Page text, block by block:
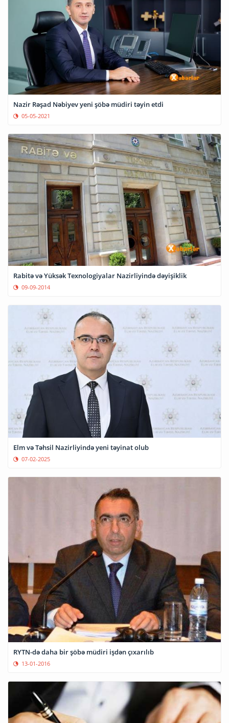
Nazir Rəşad Nəbiyev yeni şöbə müdiri təyin etdi
05-05-2021
Rabitə və Yüksək Texnologiyalar Nazirliyində dəyişiklik
09-09-2014
Elm və Təhsil Nazirliyində yeni təyinat olub
07-02-2025
RYTN-də daha bir şöbə müdiri işdən çıxarılıb
13-01-2016